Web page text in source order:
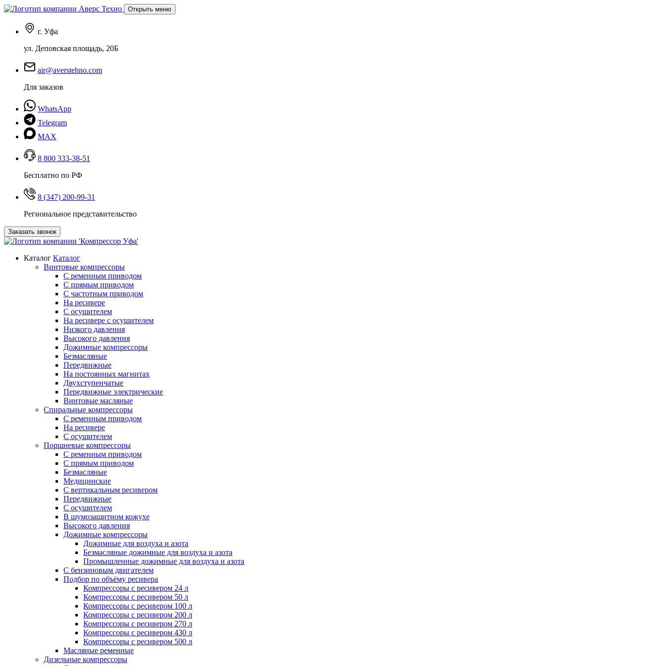
Открыть меню
г. Уфа
ул. Деповская площадь, 20Б
air@averstehno.com
Для заказов
WhatsApp
Telegram
MAX
8 800 333-38-51
Бесплатно по РФ
8 (347) 200-99-31
Региональное представительство
Заказать звонок
Каталог Каталог
Винтовые компрессоры
С ременным приводом
С прямым приводом
С частотным приводом
На ресивере
С осушителем
На ресивере с осушителем
Низкого давления
Высокого давления
Дожимные компрессоры
Безмасляные
Передвижные
На постоянных магнитах
Двухступенчатые
Передвижные электрические
Винтовые масляные
Спиральные компрессоры
С ременным приводом
На ресивере
С осушителем
Поршневые компрессоры
С ременным приводом
С прямым приводом
Безмасляные
Медицинские
С вертикальным ресивером
Передвижные
С осушителем
В шумозащитном кожухе
Высокого давления
Дожимные компрессоры
Дожимные для воздуха и азота
Безмасляные дожимные для воздуха и азота
Промышленные дожимные для воздуха и азота
С бензиновым двигателем
Подбор по объёму ресивера
Компрессоры с ресивером 24 л
Компрессоры с ресивером 50 л
Компрессоры с ресивером 100 л
Компрессоры с ресивером 200 л
Компрессоры с ресивером 270 л
Компрессоры с ресивером 430 л
Компрессоры с ресивером 500 л
Масляные ременные
Дизельные компрессоры